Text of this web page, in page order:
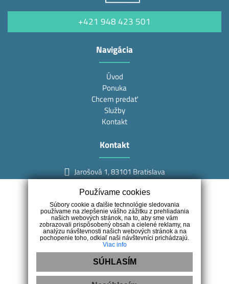
+421 948 423 501
Navigácia
Úvod
Ponuka
Chcem predať
Služby
Kontakt
Kontakt
Jarošová 1, 83101 Bratislava
info@mojark.sk
Náš tím
Ing. Miroslav Kocúr
Používame cookies
Súbory cookie a ďalšie technológie sledovania
používame na zlepšenie vášho zážitku z prehliadania
našich webových stránok, na to, aby sme vám
zobrazovali prispôsobený obsah a cielené reklamy, na
analýzu návštevnosti našich webových stránok a na
pochopenie toho, odkiaľ naši návštevníci prichádzajú.
Viac info
SÚHLASÍM